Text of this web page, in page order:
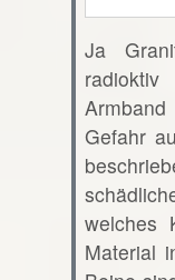
Ja
Gefahr
welches
Material